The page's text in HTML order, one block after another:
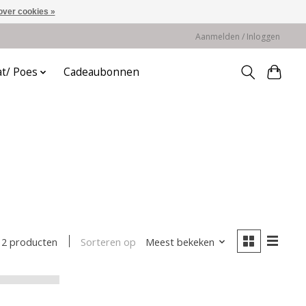
Aanmelden / Inloggen
Poes Cadeaubonnen
2 producten Sorteren op Meest bekeken
cookies »